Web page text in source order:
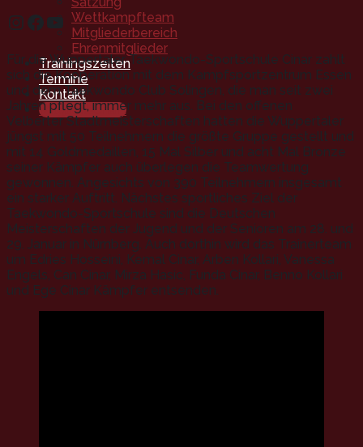
Wettkampfteam
Mitgliederbereich
Ehrenmitglieder
Trainingszeiten
Termine
Kontakt
Mitgliedschaft
Instagram
Facebook
YouTube
Für die Wuppertaler Taekwondo-Sportschule Cinar zahlt
sich die Kooperation mit dem Kampfsportzentrum Essen
und dem Taekwondo Club Solingen, die man seit zwei
Jahren pflegt, immer mehr aus. Bei den offenen
Velberter Stadtmeisterschaften hatten die Wuppertaler
jüngst mit 50 Teilnehmern die größte Gruppe gestellt und
mit 14 Goldmedaillen, 15 Mal Silber und acht Mal Bronze
seiner Kämpfer auch überlegen die Teamwertung
gewonnen. Angesichts von 390 Teilnehmern insgesamt
ein starker Auftritt. Nächstes sportliches Ziel der
Taekwondo-Sportschule sind die Deutschen
Meisterschaften der Jugend und der Senioren am 28. und
29. Januar in Nürnberg. Auch dorthin wird das Trainerteam
um Edries Hosseini, Kemal Cinar, Arben Kollari, Vanessa
Engels, Can Cinar, Mirza Hasic, Funda Cinar, Benno Kollari
und Ege Cinar Kämpfer entsenden.